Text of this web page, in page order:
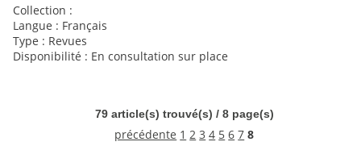
Collection :
Langue : Français
Type : Revues
Disponibilité : En consultation sur place
79 article(s) trouvé(s) / 8 page(s)
précédente 1 2 3 4 5 6 7 8